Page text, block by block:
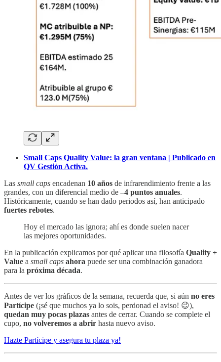
Small Caps Quality Value: la gran ventana | Publicado en
QV Gestión Activa.
Las small caps encadenan 10 años de infrarendimiento frente a las
grandes, con un diferencial medio de –4 puntos anuales.
Históricamente, cuando se han dado periodos así, han anticipado
fuertes rebotes.
Hoy el mercado las ignora; ahí es donde suelen nacer
las mejores oportunidades.
En la publicación explicamos por qué aplicar una filosofía Quality +
Value a small caps ahora puede ser una combinación ganadora
para la próxima década.
Antes de ver los gráficos de la semana, recuerda que, si aún no eres
Partícipe (¡sé que muchos ya lo sois, perdonad el aviso! 😉),
quedan muy pocas plazas antes de cerrar. Cuando se complete el
cupo, no volveremos a abrir hasta nuevo aviso.
Hazte Partícipe y asegura tu plaza ya!